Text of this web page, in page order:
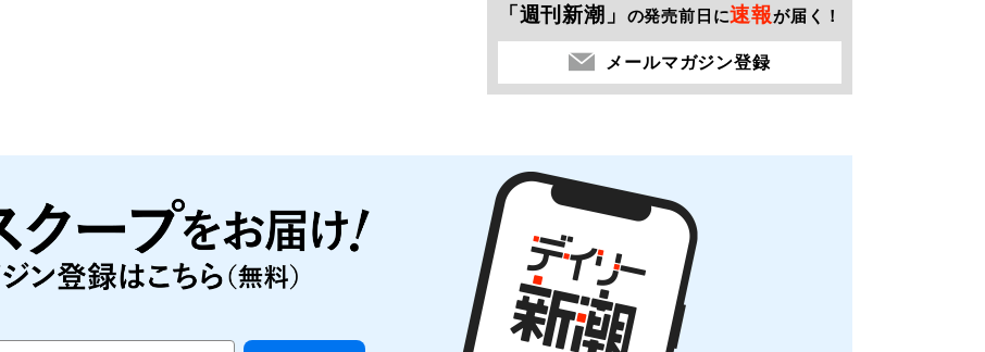
「週刊新潮」 の発売前日に速報が届く！
メールマガジン登録